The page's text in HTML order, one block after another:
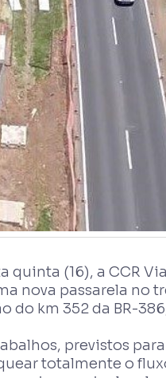
quinta (16), a CCR
nova passarela no
do km 352 da BR-
previstos
totalmente o